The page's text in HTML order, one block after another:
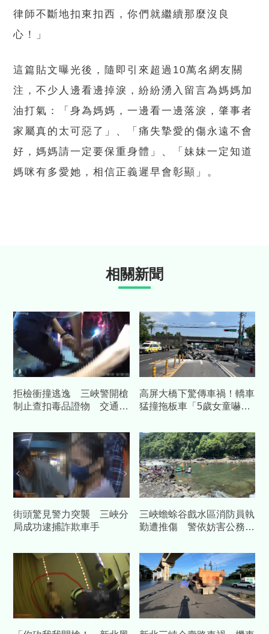
律師不斷地扣東扣西，你們就繼續那麼沒良
心！」
這篇貼文曝光後，隨即引來超過10萬名網友關
注，不少人邊看邊掉淚，紛紛湧入留言為媽媽加
油打氣：「身為媽媽，一邊看一邊落淚，肇事者
家屬真的太可惡了」、「痛失摯愛的傷永遠不會
好，媽媽請一定要保重身體」、「妹妹一定知道
媽咪有多愛她，相信正義遲早會彰顯」。
相關新聞
拒檢衝撞逃逸 三峽警開槍
制止查扣毒品證物 交通違
高屏大橋下驚傳車禍！轎車
猛撞拖板車「5歲女童嚇
街頭驚見警力突襲 三峽分
局成功逮捕詐欺車手
三峽蟾蜍谷戲水區消防員執
勤遭推傷 警依妨害公務送